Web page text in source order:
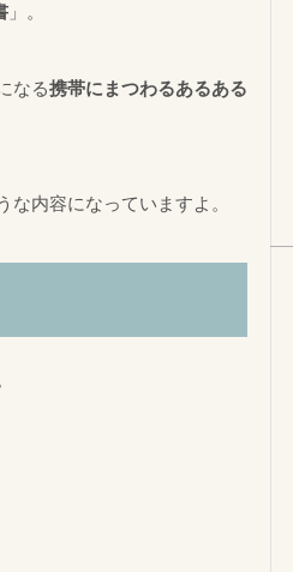
」。
なる携帯にまつわるあるある
内容になっていますよ。